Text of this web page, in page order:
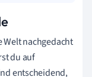
nachgedacht
du auf
entscheidend,